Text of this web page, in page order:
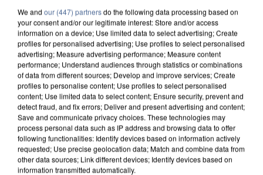
We and our (447) partnersdo the following data processing based on
your consent and/or our legitimate interest: Store and/or access
information on a device; Use limited data to select advertising; Create
profiles for personalised advertising; Use profiles to select personalised
advertising; Measure advertising performance; Measure content
performance; Understand audiences through statistics or combinations
of data from different sources; Develop and improve services; Create
profiles to personalise content; Use profiles to select personalised
content; Use limited data to select content; Ensure security, prevent and
detect fraud, and fix errors; Deliver and present advertising and content;
Save and communicate privacy choices. These technologies may
process personal data such as IP address and browsing data to offer
following functionalities: Identify devices based on information actively
requested; Use precise geolocation data; Match and combine data from
other data sources; Link different devices; Identify devices based on
information transmitted automatically.